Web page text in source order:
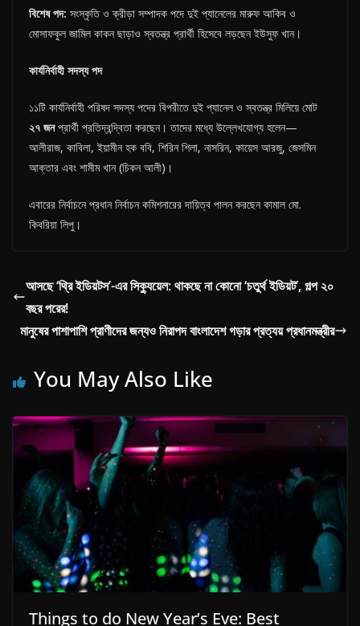
বিশেষ পদ: সংস্কৃতি ও ক্রীড়া সম্পাদক পদে দুই প্যানেলের মারুফ আকিব ও
মোসাফকুল জামিল কাকন ছাড়াও স্বতন্ত্র প্রার্থী হিসেবে লড়ছেন ইউসুফ খান।
কার্যনির্বাহী সদস্য পদ
১১টি কার্যনির্বাহী পরিষদ সদস্য পদের বিপরীতে দুই প্যানেল ও স্বতন্ত্র মিলিয়ে মোট
২৭ জনপ্রার্থী প্রতিদ্বন্দ্বিতা করছেন। তাদের মধ্যে উল্লেখযোগ্য হলেন—
আলীরাজ, কাবিলা, ইয়ামীন হক ববি, শিরিন শিলা, নাসরিন, কায়েস আরজু, জেসমিন
আক্তার এবং শামীম খান (চিকন আলী)।
এবারের নির্বাচনে প্রধান নির্বাচন কমিশনারের দায়িত্ব পালন করছেন কামাল মো.
কিবরিয়া লিপু।
আসছে ‘থ্রি ইডিয়টস’-এর সিক্যুয়েল: থাকছে না কোনো ‘চতুর্থ ইডিয়ট’, গল্প ২০
বছর পরের!
মানুষের পাশাপাশি প্রাণীদের জন্যও নিরাপদ বাংলাদেশ গড়ার প্রত্যয় প্রধানমন্ত্রীর
You May Also Like
Things to do New Year’s Eve: Best